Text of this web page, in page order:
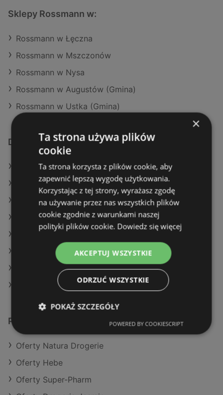
Sklepy Rossmann w:
Rossmann w Łęczna
Rossmann w Mszczonów
Rossmann w Nysa
Rossmann w Augustów (Gmina)
Rossmann w Ustka (Gmina)
Dodatkowe łącza
Oferty Rossmann
Oferty Natura Drogerie
Oferty Super-Pharm
Aktualne gazetki Natura Drogerie
Aktualne gazetki Hebe
Aktualne gazetki Super-Pharm
Aktualne gazetki Drogeria Jasmin
Sklepy Rossmann w Międzyzdroje
Podobne sklepy detaliczne
Oferty Natura Drogerie
Oferty Hebe
Oferty Super-Pharm
×
Ta strona używa plików
cookie
Ta strona korzysta z plików cookie, aby
zapewnić lepszą wygodę użytkowania.
Korzystając z tej strony, wyrażasz zgodę
na używanie przez nas wszystkich plików
cookie zgodnie z warunkami naszej
polityki plików cookie. Dowiedz się więcej
AKCEPTUJ WSZYSTKIE
ODRZUĆ WSZYSTKIE
POKAŻ SZCZEGÓŁY
POWERED BY COOKIESCRIPT